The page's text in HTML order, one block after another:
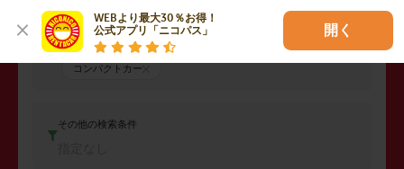
WEBより最大30％お得！
公式アプリ「ニコパス」
開く
車両タイプ
コンパクトカー
その他の検索条件